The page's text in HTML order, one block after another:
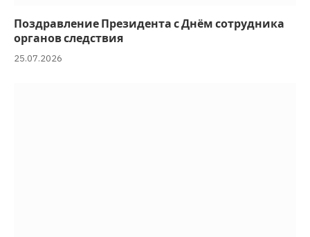
Поздравление Президента с Днём сотрудника
органов следствия
25.07.2026